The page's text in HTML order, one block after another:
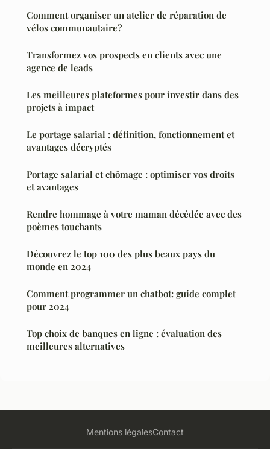
Comment organiser un atelier de réparation de
vélos communautaire?
Transformez vos prospects en clients avec une
agence de leads
Les meilleures plateformes pour investir dans des
projets à impact
Le portage salarial : définition, fonctionnement et
avantages décryptés
Portage salarial et chômage : optimiser vos droits
et avantages
Rendre hommage à votre maman décédée avec des
poèmes touchants
Découvrez le top 100 des plus beaux pays du
monde en 2024
Comment programmer un chatbot: guide complet
pour 2024
Top choix de banques en ligne : évaluation des
meilleures alternatives
Mentions légalesContact